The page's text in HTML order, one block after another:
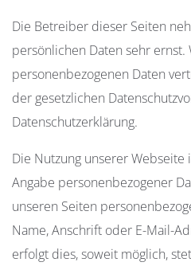
Die Betreiber dieser Seiten
persönlichen Daten sehr
personenbezogenen Daten
der gesetzlichen
Datenschutzerklärung.
Die Nutzung unserer Webseite
Angabe personenbezogener
unseren Seiten
Name, Anschrift oder E-Mail-
erfolgt dies, soweit möglich,